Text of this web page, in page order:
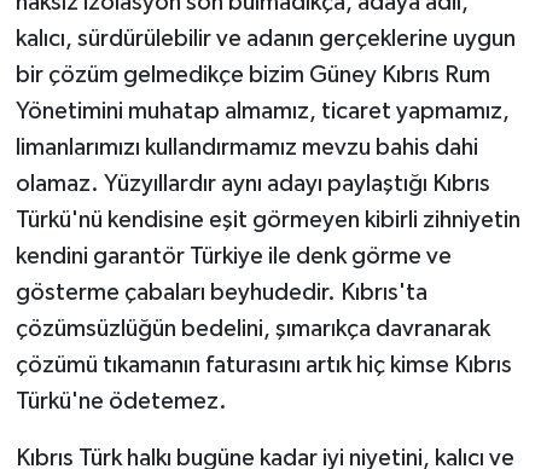
kalıcı, sürdürülebilir ve adanın gerçeklerine uygun
bir çözüm gelmedikçe bizim Güney Kıbrıs Rum
Yönetimini muhatap almamız, ticaret yapmamız,
limanlarımızı kullandırmamız mevzu bahis dahi
olamaz. Yüzyıllardır aynı adayı paylaştığı Kıbrıs
Türkü'nü kendisine eşit görmeyen kibirli zihniyetin
kendini garantör Türkiye ile denk görme ve
gösterme çabaları beyhudedir. Kıbrıs'ta
çözümsüzlüğün bedelini, şımarıkça davranarak
çözümü tıkamanın faturasını artık hiç kimse Kıbrıs
Türkü'ne ödetemez.
Kıbrıs Türk halkı bugüne kadar iyi niyetini, kalıcı ve